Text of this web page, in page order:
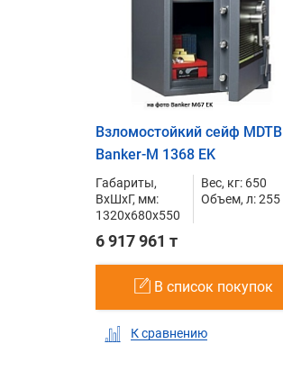
Взломостойкий сейф MDTB
Banker-M 1368 EK
Габариты,
ВxШxГ, мм:
1320x680x550
Вес, кг: 650
Объем, л: 255
6 917 961 т
В список покупок
К сравнению